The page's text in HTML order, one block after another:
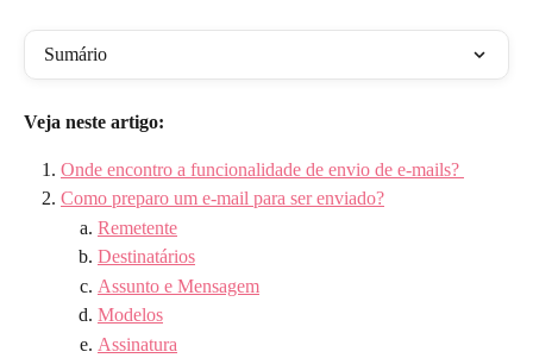
Sumário
Veja neste artigo:
Onde encontro a funcionalidade de envio de e-mails?
Como preparo um e-mail para ser enviado?
Remetente
Destinatários
Assunto e Mensagem
Modelos
Assinatura